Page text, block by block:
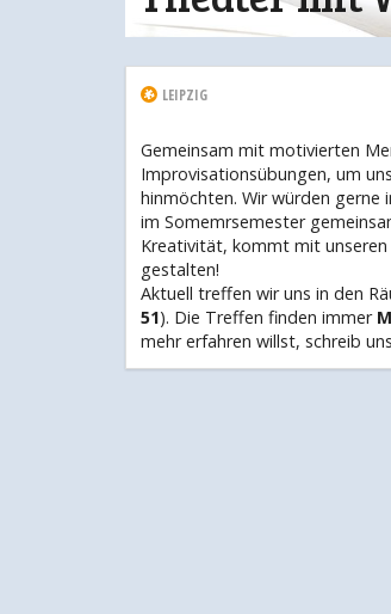
LEIPZIG
Gemeinsam mit motivierten
Improvisationsübungen, um
hinmöchten. Wir würden gerne
im Somemrsemester
Kreativität, kommt mit unseren
gestalten!
Aktuell treffen wir uns in den
51). Die Treffen finden immer
mehr erfahren willst, schreib